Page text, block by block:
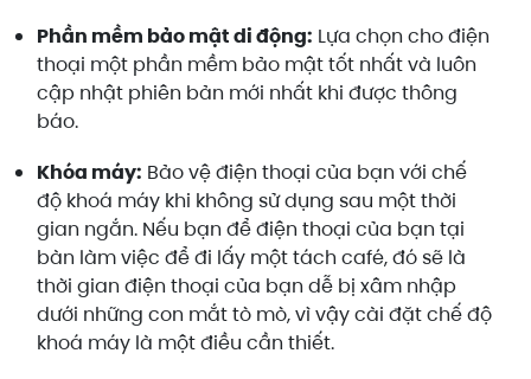
Phần mềm bảo mật di động: Lựa chọn cho điện
thoại một phần mềm bảo mật tốt nhất và luôn
cập nhật phiên bản mới nhất khi được thông
báo.
Khóa máy: Bảo vệ điện thoại của bạn với chế
độ khoá máy khi không sử dụng sau một thời
gian ngắn. Nếu bạn để điện thoại của bạn tại
bàn làm việc để đi lấy một tách café, đó sẽ là
thời gian điện thoại của bạn dễ bị xâm nhập
dưới những con mắt tò mò, vì vậy cài đặt chế độ
khoá máy là một điều cần thiết.